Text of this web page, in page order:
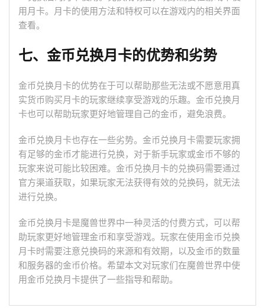
用月卡。月卡的使用方法和特权可以在游戏内的相关界面
查看。
七、金币兑换月卡的优势和劣势
金币兑换月卡的优势在于可以帮助那些无法或不愿意用真
实货币购买月卡的玩家继续享受游戏的乐趣。金币兑换月
卡也可以帮助玩家更好地管理自己的金币，避免浪费。
金币兑换月卡也存在一些劣势。金币兑换月卡需要玩家拥
有足够的金币才能进行兑换，对于新手玩家或金币不够的
玩家来说可能比较困难。金币兑换月卡的兑换码需要通过
官方渠道获取，如果玩家无法获得有效的兑换码，就无法
进行兑换。
金币兑换月卡是魔兽世界中一种灵活的付费方式，可以帮
助玩家更好地管理金币和享受游戏。玩家在使用金币兑换
月卡时需要注意兑换码的来源和有效期，以及金币的数量
和服务器的金币价格。希望本文对玩家们在魔兽世界中使
用金币兑换月卡提供了一些指导和帮助。